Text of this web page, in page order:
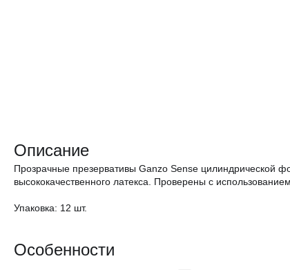
Описание
Прозрачные презервативы Ganzo Sense цилиндрической
высококачественного латекса. Проверены с
Упаковка: 12 шт.
Особенности